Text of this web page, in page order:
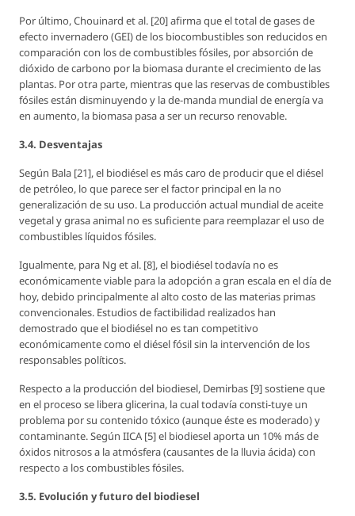
Por último, Chouinard et al. [20] afirma que el total de gases de
efecto invernadero (GEI) de los biocombustibles son reducidos en
comparación con los de combustibles fósiles, por absorción de
dióxido de carbono por la biomasa durante el crecimiento de las
plantas. Por otra parte, mientras que las reservas de combustibles
fósiles están disminuyendo y la de-manda mundial de energía va
en aumento, la biomasa pasa a ser un recurso renovable.
3.4. Desventajas
Según Bala [21], el biodiésel es más caro de producir que el diésel
de petróleo, lo que parece ser el factor principal en la no
generalización de su uso. La producción actual mundial de aceite
vegetal y grasa animal no es suficiente para reemplazar el uso de
combustibles líquidos fósiles.
Igualmente, para Ng et al. [8], el biodiésel todavía no es
económicamente viable para la adopción a gran escala en el día de
hoy, debido principalmente al alto costo de las materias primas
convencionales. Estudios de factibilidad realizados han
demostrado que el biodiésel no es tan competitivo
económicamente como el diésel fósil sin la intervención de los
responsables políticos.
Respecto a la producción del biodiesel, Demirbas [9] sostiene que
en el proceso se libera glicerina, la cual todavía consti-tuye un
problema por su contenido tóxico (aunque éste es moderado) y
contaminante. Según IICA [5] el biodiesel aporta un 10% más de
óxidos nitrosos a la atmósfera (causantes de la lluvia ácida) con
respecto a los combustibles fósiles.
3.5. Evolución y futuro del biodiesel